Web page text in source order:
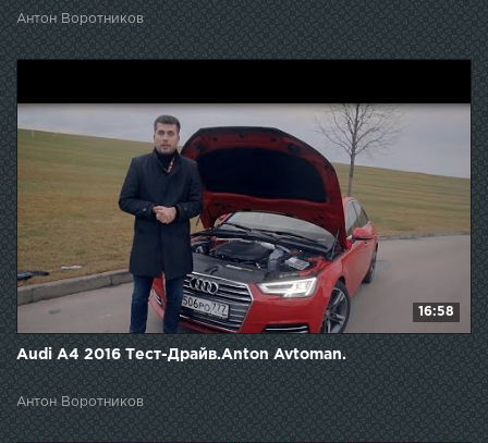
Антон Воротников
16:58
Audi A4 2016 Тест-Драйв.Anton Avtoman.
Антон Воротников